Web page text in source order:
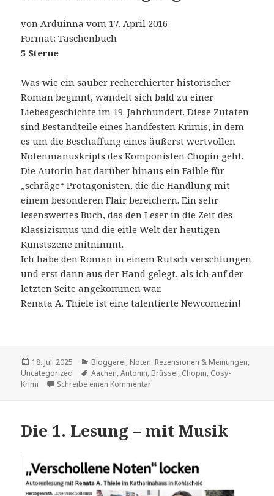
von Arduinna vom 17. April 2016
Format: Taschenbuch
5 Sterne
Was wie ein sauber recherchierter historischer
Roman beginnt, wandelt sich bald zu einer
Liebesgeschichte im 19. Jahrhundert. Diese Zutaten
sind Bestandteile eines handfesten Krimis, in dem
es um die Beschaffung eines äußerst wertvollen
Notenmanuskripts des Komponisten Chopin geht.
Die Autorin hat darüber hinaus ein Faible für
„schräge“ Protagonisten, die die Handlung mit
einem besonderen Flair bereichern. Ein sehr
lesenswertes Buch, das den Leser in die Zeit des
Klassizismus und die eitle Welt der heutigen
Kunstszene mitnimmt.
Ich habe den Roman in einem Rutsch verschlungen
und erst dann aus der Hand gelegt, als ich auf der
letzten Seite angekommen war.
Renata A. Thiele ist eine talentierte Newcomerin!
Veröffentlicht
am
18. Juli 2025 Kategorien
Bloggerei, Noten: Rezensionen & Meinungen,
Uncategorized
Schlagwörter
Aachen,Antonin, Brüssel, Chopin, Cosy-
Krimi
Schreibe einen Kommentarzu Die verschollenen Noten: Krimi
Die 1. Lesung – mit Musik